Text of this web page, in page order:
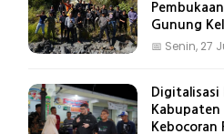
Gunung
📅 Senin, 27
Digitalisasi
Kabupaten
Kebocoran